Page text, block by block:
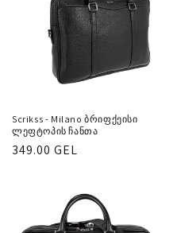
Scrikss - Milano ბრიფქეისი
ლეფტოპის ჩანთა
რეგულარული
349.00 GEL